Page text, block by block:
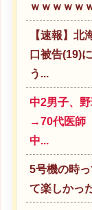
ｗｗｗｗｗ
【速報】北
口被告(19)
う...
中2男子、
→70代医師
中...
5号機の時
て楽しかっ